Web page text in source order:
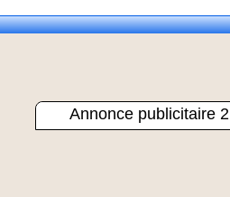
Annonce publicitaire 2